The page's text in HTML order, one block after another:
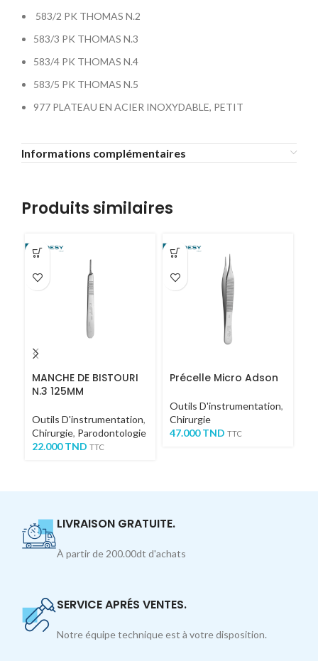
583/2 PK THOMAS N.2
583/3 PK THOMAS N.3
583/4 PK THOMAS N.4
583/5 PK THOMAS N.5
977 PLATEAU EN ACIER INOXYDABLE, PETIT
Informations complémentaires
Produits similaires
MANCHE DE BISTOURI
N.3 125MM
Outils D'instrumentation,
Chirurgie, Parodontologie
22.000TND TTC
Précelle Micro Adson
Outils D'instrumentation,
Chirurgie
47.000TND TTC
LIVRAISON GRATUITE.
À partir de 200.00dt d'achats
SERVICE APRÉS VENTES.
Notre équipe technique est à votre disposition.